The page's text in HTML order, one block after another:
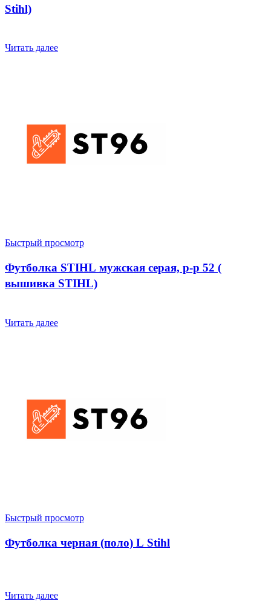
Stihl)
Читать далее
Быстрый просмотр
Футболка STIHL мужская серая, р-р 52 (
вышивка STIHL)
Читать далее
Быстрый просмотр
Футболка черная (поло) L Stihl
Читать далее